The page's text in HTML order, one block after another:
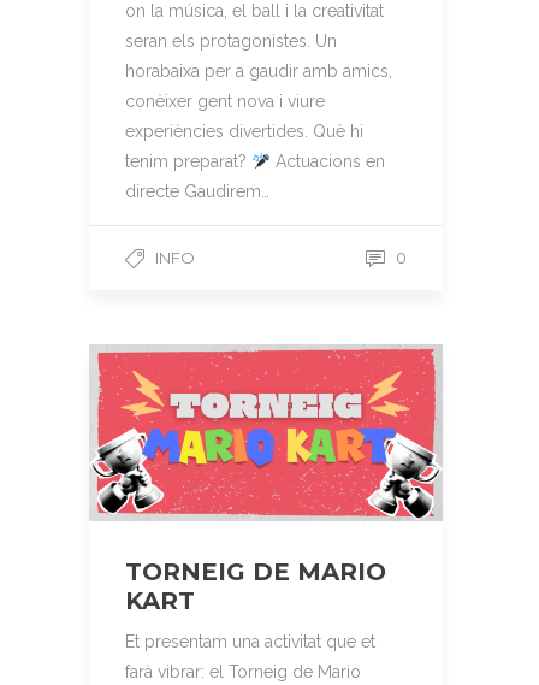
on la música, el ball i la creativitat
seran els protagonistes. Un
horabaixa per a gaudir amb amics,
conèixer gent nova i viure
experiències divertides. Què hi
tenim preparat?
Actuacions en
directe Gaudirem…
INFO 0
TORNEIG DE MARIO
KART
Et presentam una activitat que et
farà vibrar: el Torneig de Mario